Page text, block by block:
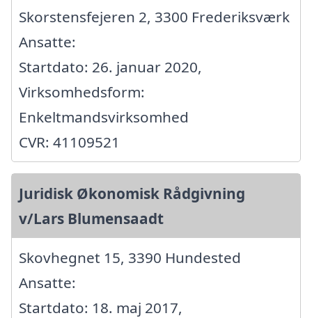
Skorstensfejeren 2, 3300 Frederiksværk
Ansatte:
Startdato: 26. januar 2020,
Virksomhedsform:
Enkeltmandsvirksomhed
CVR: 41109521
Juridisk Økonomisk Rådgivning
v/Lars Blumensaadt
Skovhegnet 15, 3390 Hundested
Ansatte:
Startdato: 18. maj 2017,